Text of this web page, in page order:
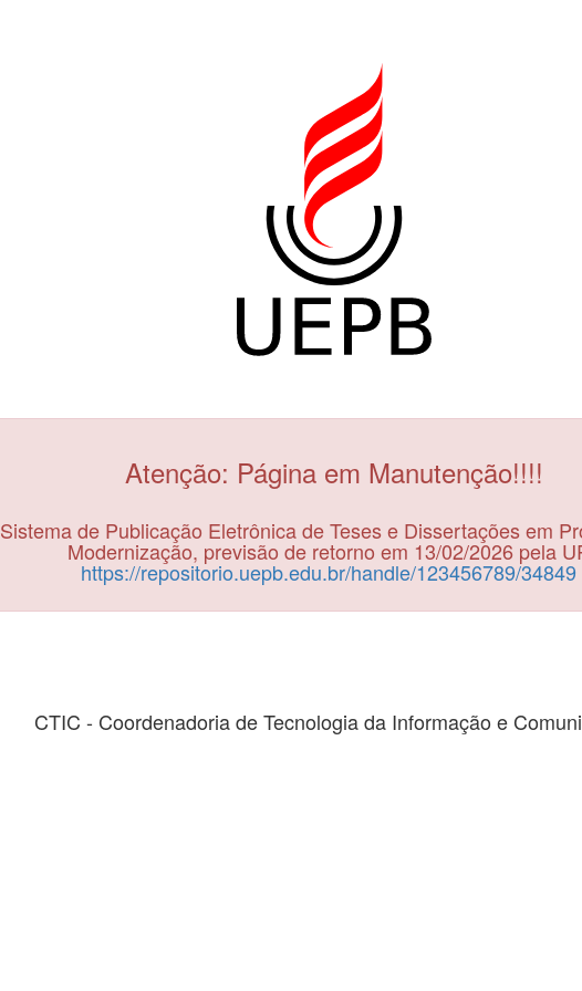
Atenção: Página em Manutenção!!!!
Sistema de Publicação Eletrônica de Teses e Dissertações em
Modernização, previsão de retorno em 13/02/2026 pela
https://repositorio.uepb.edu.br/handle/123456789/34849
CTIC - Coordenadoria de Tecnologia da Informação e